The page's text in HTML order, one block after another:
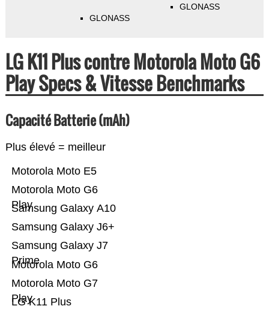
GLONASS
GLONASS
LG K11 Plus contre Motorola Moto G6
Play Specs & Vitesse Benchmarks
Capacité Batterie (mAh)
Plus élevé = meilleur
LG K11 Plus
Motorola Moto G7
Play
Motorola Moto G6
Samsung Galaxy J7
Prime
Samsung Galaxy J6+
Samsung Galaxy A10
Motorola Moto G6
Play
Motorola Moto E5